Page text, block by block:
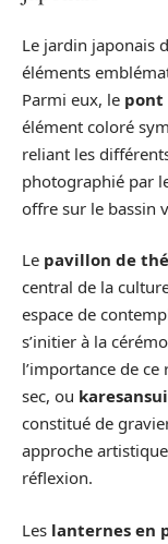
Le jardin japonais
éléments
Parmi eux, le pont
élément coloré
reliant les
photographié par
offre sur le bassin
Le pavillon de thé
central de la
espace de
s’initier à la
l’importance de
sec, ou karesansui
constitué de
approche
réflexion.
Les lanternes en